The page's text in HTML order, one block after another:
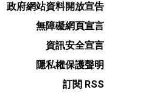
政府網站資料開放宣告
無障礙網頁宣言
資訊安全宣言
隱私權保護聲明
訂閱 RSS